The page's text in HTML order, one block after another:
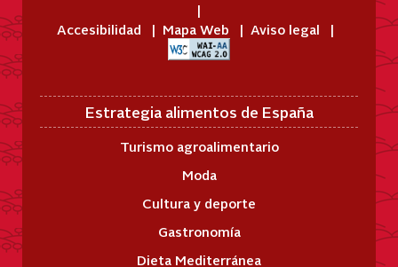
Accesibilidad Mapa Web Aviso legal
Estrategia alimentos de España
Turismo agroalimentario
Moda
Cultura y deporte
Gastronomía
Dieta Mediterránea